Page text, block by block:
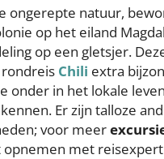
ongerepte natuur,
op het eiland
op een gletsjer.
Chili extra
onder in het lokale
Er zijn talloze
voor meer
opnemen met